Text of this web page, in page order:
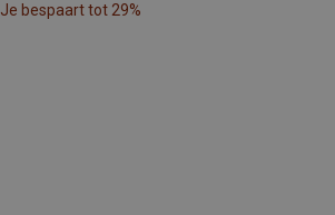
Je bespaart tot 29%